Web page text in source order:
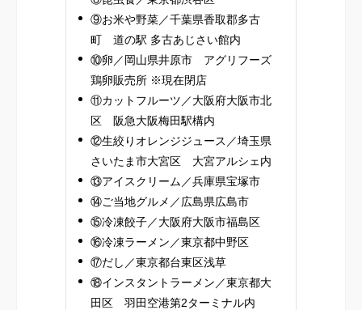
⑨お米や野菜／千葉県香取郡多古
町 道の駅 多古あじさい館内
⑩卵／岡山県井原市 アグリフーズ
鶏卵販売所 ※現在閉店
⑪カットフルーツ／大阪府大阪市北
区 阪急大阪梅田駅構内
⑫生絞りオレンジジュース／埼玉県
さいたま市大宮区 大宮アルシェ内
⑬アイスクリーム／兵庫県宝塚市
⑭ご当地グルメ／広島県広島市
⑮冷凍餃子／大阪府大阪市福島区
⑯冷凍ラーメン／東京都中野区
⑰だし／東京都台東区浅草
⑱インスタントラーメン／東京都大
田区 羽田空港第2ターミナル内